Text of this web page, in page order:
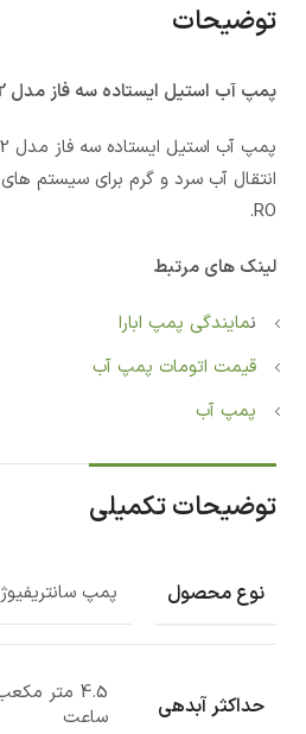
توضیحات
پمپ آب استيل ایستاده سه فاز مدل EVMSG 3-19 F5/2.2 IE2
انتقال آب سرد و گرم برای سیستم
RO.
لینک های مرتبط
نمایندگی پمپ ابارا
قیمت اتومات پمپ آب
پمپ آب
توضیحات تکمیلی
نوع محصول پمپ سانتریفیوژ
حداکثر آبدهی
4.5 متر
ساعت